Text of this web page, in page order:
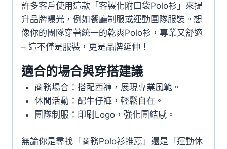
許多客戶使用這款「客製化附口袋Polo衫」來提
升品牌曝光，例如餐廳制服或運動團隊服裝。想
像你的團隊穿著統一的乾爽Polo衫，專業又舒適
– 這不僅是服裝，更是品牌延伸！
適合的場合與穿搭建議
商務場合：搭配西褲，展現專業風範。
休閒活動：配牛仔褲，輕鬆自在。
團隊制服：印刷Logo，強化團結感。
無論你是尋找「商務Polo衫推薦」還是「運動休